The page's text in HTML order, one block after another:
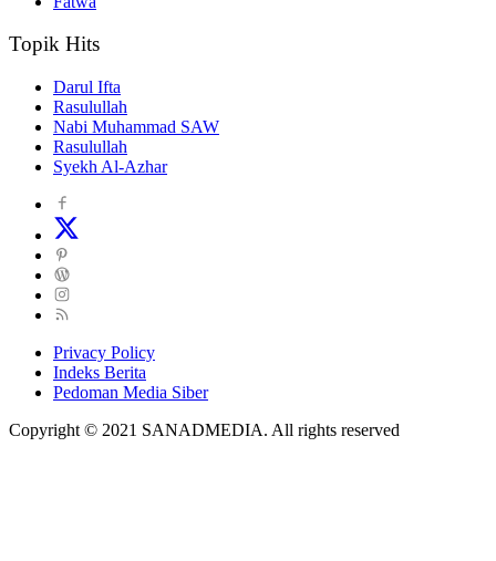
Topik Hits
Darul Ifta
Rasulullah
Nabi Muhammad SAW
Rasulullah
Syekh Al-Azhar
Privacy Policy
Indeks Berita
Pedoman Media Siber
Copyright © 2021 SANADMEDIA. All rights reserved